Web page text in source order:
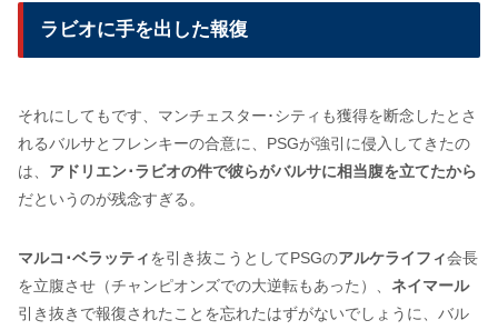
ラビオに手を出した報復
それにしてもです、マンチェスター･シティも獲得を断念したとさ
れるバルサとフレンキーの合意に、PSGが強引に侵入してきたの
は、 アドリエン･ラビオの件で彼らがバルサに相当腹を立てたから
だというのが残念すぎる。
マルコ･ベラッティを引き抜こうとしてPSGのアルケライフィ会長
を立腹させ（チャンピオンズでの大逆転もあった）、 ネイマール
引き抜きで報復されたことを忘れたはずがないでしょうに、バル